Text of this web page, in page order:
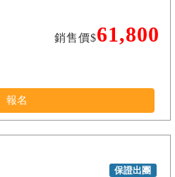
銷售價$61,800
報名
保證出團